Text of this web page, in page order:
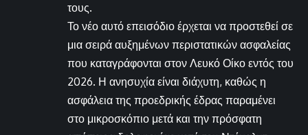
τους.
Το νέο αυτό επεισόδιο έρχεται να προστεθεί σε
μια σειρά αυξημένων περιστατικών ασφαλείας
που καταγράφονται στον Λευκό Οίκο εντός του
2026. Η ανησυχία είναι διάχυτη, καθώς η
ασφάλεια της προεδρικής έδρας παραμένει
στο μικροσκόπιο μετά και την πρόσφατη